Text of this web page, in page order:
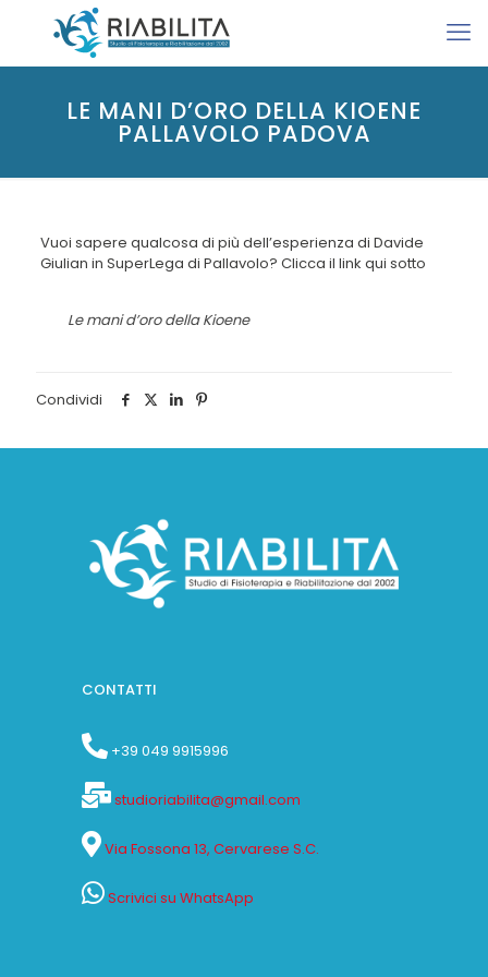
LE MANI D’ORO DELLA KIOENE
PALLAVOLO PADOVA
Vuoi sapere qualcosa di più dell’esperienza di Davide
Giulian in SuperLega di Pallavolo? Clicca il link qui sotto
Le mani d’oro della Kioene
Condividi
CONTATTI
+39 049 9915996
studioriabilita@gmail.com
Via Fossona 13, Cervarese S.C.
Scrivici su WhatsApp